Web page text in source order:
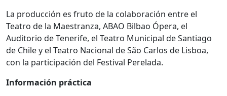
La producción es fruto de la colaboración entre el
Teatro de la Maestranza, ABAO Bilbao Ópera, el
Auditorio de Tenerife, el Teatro Municipal de Santiago
de Chile y el Teatro Nacional de São Carlos de Lisboa,
con la participación del Festival Perelada.
Información práctica